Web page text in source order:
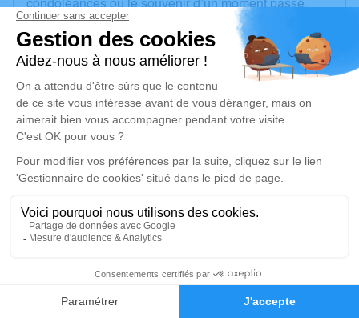
Faire-part Hommages
condoléances ou le souvenir d’un moment passé.
Un service de plantation d’arbre hommage est
disponible ici.
Je rends hommage
Cérémonie religieuse
mercredi 04 décembre 2024 à 11h00
Église de Meillant
Déroulé des obsèques